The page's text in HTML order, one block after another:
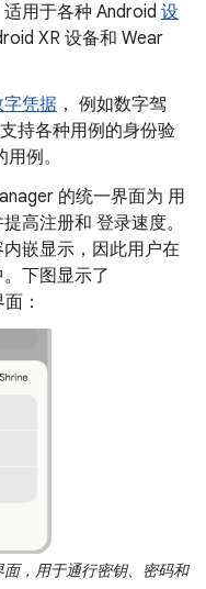
适用于各种 Android 设
XR 设备和 Wear
字凭据 ， 例如数字驾
持各种用例的身份验
用例。
的统一界面为 用
高注册和 登录速度。
嵌显示，因此用户在
下图显示了
：
，用于通行密钥、密码和